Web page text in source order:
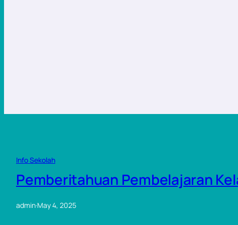
Info Sekolah
Pemberitahuan Pembelajaran
admin·May 4, 2025